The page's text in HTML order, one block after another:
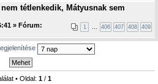
tétlenkedik, Mátyusnak sem
1 406 407 408 409
» Fórum:
• Oldal: 1/ 1